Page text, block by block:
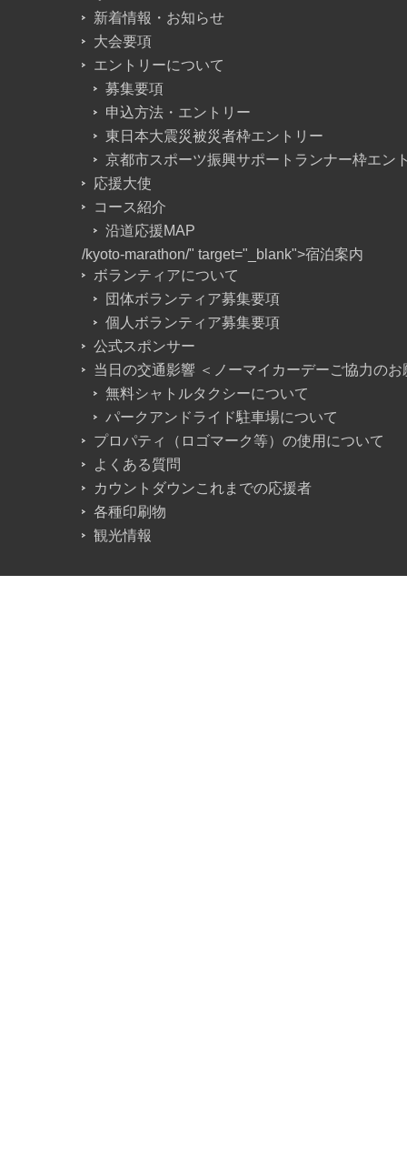
新着情報・お知らせ
大会要項
エントリーについて
募集要項
申込方法・エントリー
東日本大震災被災者枠エントリー
京都市スポーツ振興サポートランナー枠エン
応援大使
コース紹介
沿道応援MAP
/kyoto-marathon/" target="_blank">宿泊案内
ボランティアについて
団体ボランティア募集要項
個人ボランティア募集要項
公式スポンサー
当日の交通影響 ＜ノーマイカーデーご協力のお
無料シャトルタクシーについて
パークアンドライド駐車場について
プロパティ（ロゴマーク等）の使用について
よくある質問
カウントダウンこれまでの応援者
各種印刷物
観光情報